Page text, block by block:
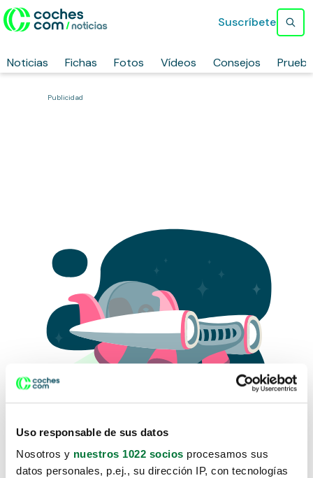
Uso responsable de sus datos
Nosotros y nuestros 1022 socios procesamos sus
datos personales, p.ej., su dirección IP, con tecnologías
Noticias Fichas Fotos Vídeos Consejos
Suscríbete
Publicidad